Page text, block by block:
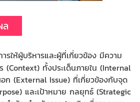
ล
รให้ผู้บริหารและผู้ที่เกี่ยวข้อง มีความ
(Context) ทั้งประเด็นภายใน (Internal
อก (External Issue) ที่เกี่ยวข้องกับจุด
และเป้าหมาย กลยุทธ์ (Strategic